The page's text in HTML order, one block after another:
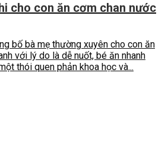
cho con ăn cơm chan nước
bố bà mẹ thường xuyên cho con ăn
với lý do là dễ nuốt, bé ăn nhanh
thói quen phản khoa học và...